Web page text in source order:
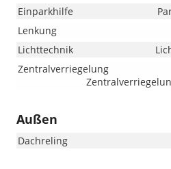
Einparkhilfe
Lenkung
Lichttechnik
Zentralverriegelung
Außen
Dachreling